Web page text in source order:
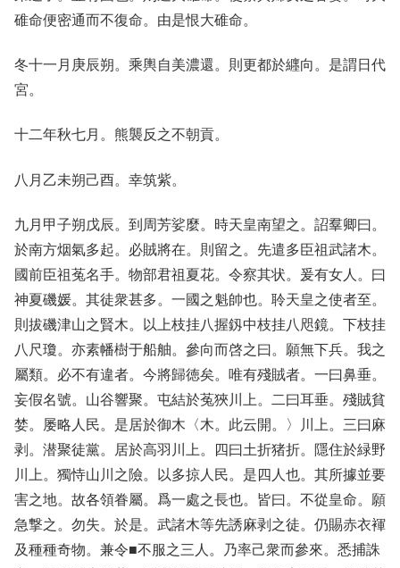
碓命便密通而不復命。由是恨大碓命。
冬十一月庚辰朔。乘輿自美濃還。則更都於纒向。是謂日代
宮。
十二年秋七月。熊襲反之不朝貢。
八月乙未朔己酉。幸筑紫。
九月甲子朔戊辰。到周芳娑麼。時天皇南望之。詔羣卿曰。
於南方烟氣多起。必賊將在。則留之。先遣多臣祖武諸木。
國前臣祖菟名手。物部君祖夏花。令察其状。爰有女人。曰
神夏磯媛。其徒衆甚多。一國之魁帥也。聆天皇之使者至。
則拔磯津山之賢木。以上枝挂八握釼中枝挂八咫鏡。下枝挂
八尺瓊。亦素幡樹于船舳。參向而啓之曰。願無下兵。我之
屬類。必不有違者。今將歸徳矣。唯有殘賊者。一曰鼻垂。
妄假名號。山谷響聚。屯結於菟狹川上。二曰耳垂。殘賊貧
婪。屡略人民。是居於御木〈木。此云開。〉川上。三曰麻
剥。潜聚徒黨。居於高羽川上。四曰土折猪折。隱住於緑野
川上。獨恃山川之險。以多掠人民。是四人也。其所據並要
害之地。故各領眷屬。爲一處之長也。皆曰。不從皇命。願
急撃之。勿失。於是。武諸木等先誘麻剥之徒。仍賜赤衣褌
及種種奇物。兼令■不服之三人。乃率己衆而參來。悉捕誅